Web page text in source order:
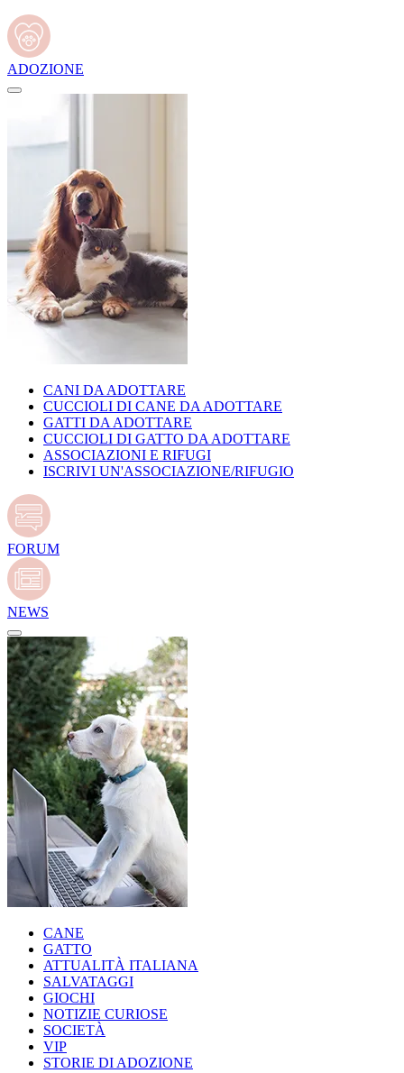
ADOZIONE
CANI DA ADOTTARE
CUCCIOLI DI CANE DA ADOTTARE
GATTI DA ADOTTARE
CUCCIOLI DI GATTO DA ADOTTARE
ASSOCIAZIONI E RIFUGI
ISCRIVI UN'ASSOCIAZIONE/RIFUGIO
FORUM
NEWS
CANE
GATTO
ATTUALITÀ ITALIANA
SALVATAGGI
GIOCHI
NOTIZIE CURIOSE
SOCIETÀ
VIP
STORIE DI ADOZIONE